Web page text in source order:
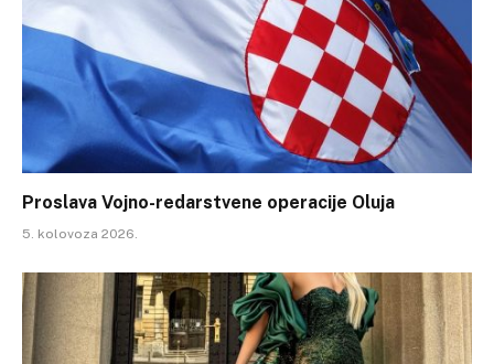
Proslava Vojno-redarstvene operacije Oluja
5. kolovoza 2026.